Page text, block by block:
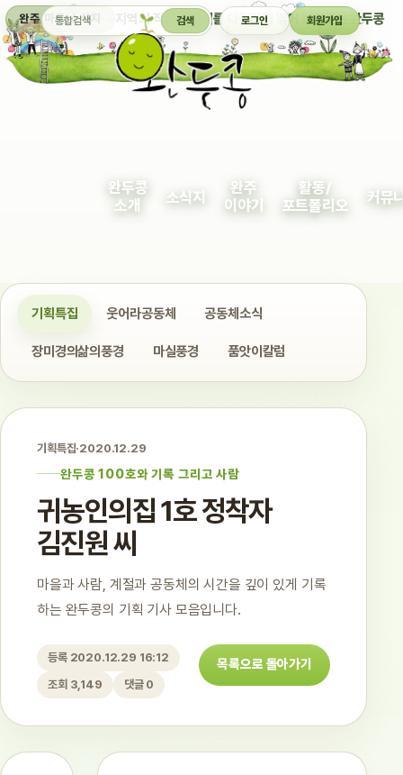
완주 마을 소식지 지역의 작은 이야기를 다정하게 엮어 보여주는 완두콩
통합검색 검색 로그인 회원가입
완두콩
소개
소식지
완주
이야기
활동/
포트폴리오
커뮤
기획특집 웃어라공동체 공동체소식
장미경의삶의풍경 마실풍경 품앗이칼럼
기획특집·2020.12.29
완두콩 100호와 기록 그리고 사람
귀농인의집 1호 정착자
김진원 씨
마을과 사람, 계절과 공동체의 시간을 깊이 있게 기록
하는 완두콩의 기획 기사 모음입니다.
등록 2020.12.29 16:12
조회 3,149
댓글 0
목록으로 돌아가기